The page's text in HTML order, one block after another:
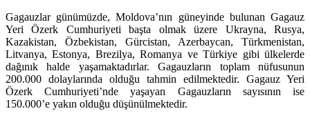
Gagauzlar günümüzde, Moldova’nın güneyinde bulunan Gagauz
Yeri Özerk Cumhuriyeti başta olmak üzere Ukrayna, Rusya,
Kazakistan, Özbekistan, Gürcistan, Azerbaycan, Türkmenistan,
Litvanya, Estonya, Brezilya, Romanya ve Türkiye gibi ülkelerde
dağınık halde yaşamaktadırlar. Gagauzların toplam nüfusunun
200.000 dolaylarında olduğu tahmin edilmektedir. Gagauz Yeri
Özerk Cumhuriyeti’nde yaşayan Gagauzların sayısının ise
150.000’e yakın olduğu düşünülmektedir.